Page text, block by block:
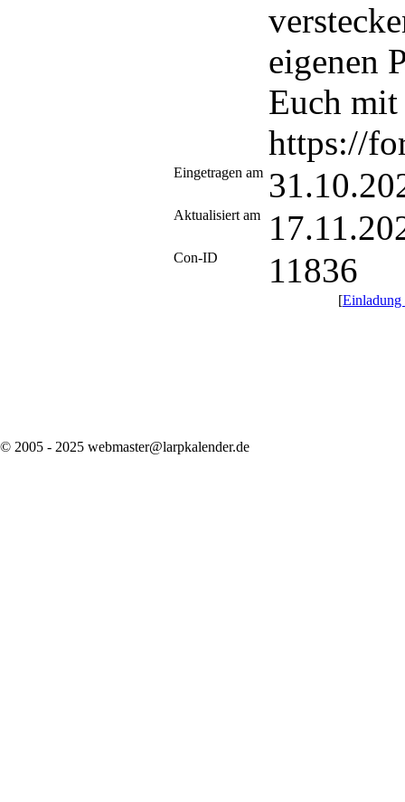
eigenen
Euch
https://
Eingetragen am
Aktualisiert am
Con-ID 11836
[Einladung
© 2005 - 2025 webmaster@larpkalender.de